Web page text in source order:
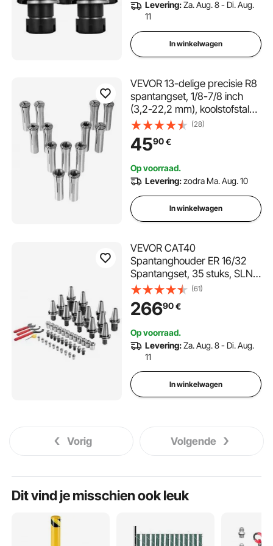
Levering:Za. Aug. 8 - Di. Aug.
11
In winkelwagen
VEVOR 13-delige precisie R8
spantangset, 1/8-7/8 inch
(3,2-22,2 mm), koolstofstalen
spantanghouder 30 μm TIR
voor freesmachines,
boormachines,
bewerkingscentra
(28)
4590€
Op voorraad.
Levering:zodra Ma. Aug. 10
In winkelwagen
VEVOR CAT40
Spantanghouder ER 16/32
Spantangset, 35 stuks, SLN
FMB ER16/32 APU
Gereedschapshouder
Veerstalen spantanghouder
sleutels, voor freesmachines,
boren
(61)
26690€
Op voorraad.
Levering:Za. Aug. 8 - Di. Aug.
11
In winkelwagen
Vorig Volgende
Dit vind je misschien ook leuk